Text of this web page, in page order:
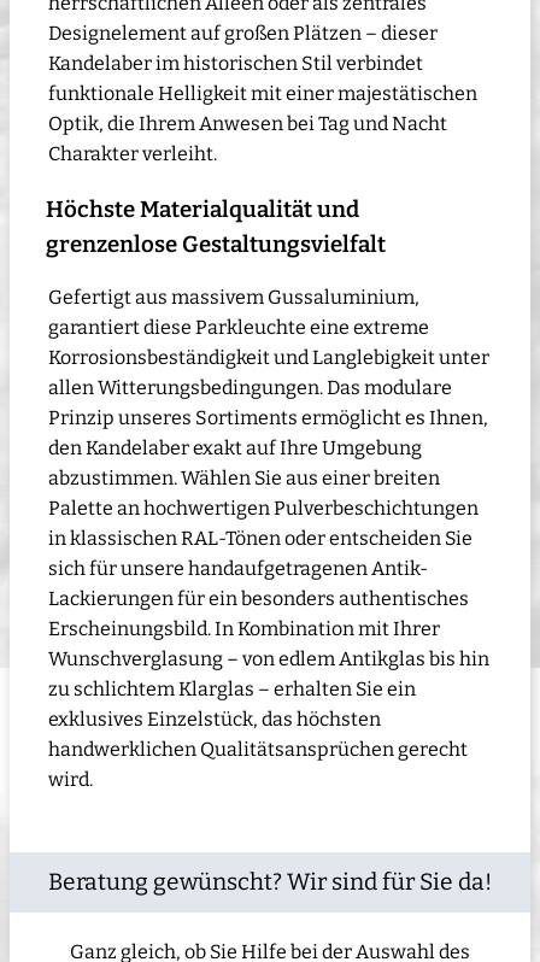
Designelement auf großen Plätzen – dieser
Kandelaber im historischen Stil verbindet
funktionale Helligkeit mit einer majestätischen
Optik, die Ihrem Anwesen bei Tag und Nacht
Charakter verleiht.
Höchste Materialqualität und
grenzenlose Gestaltungsvielfalt
Gefertigt aus massivem Gussaluminium,
garantiert diese Parkleuchte eine extreme
Korrosionsbeständigkeit und Langlebigkeit unter
allen Witterungsbedingungen. Das modulare
Prinzip unseres Sortiments ermöglicht es Ihnen,
den Kandelaber exakt auf Ihre Umgebung
abzustimmen. Wählen Sie aus einer breiten
Palette an hochwertigen Pulverbeschichtungen
in klassischen RAL-Tönen oder entscheiden Sie
sich für unsere handaufgetragenen Antik-
Lackierungen für ein besonders authentisches
Erscheinungsbild. In Kombination mit Ihrer
Wunschverglasung – von edlem Antikglas bis hin
zu schlichtem Klarglas – erhalten Sie ein
exklusives Einzelstück, das höchsten
handwerklichen Qualitätsansprüchen gerecht
wird.
Beratung gewünscht? Wir sind für Sie da!
Ganz gleich, ob Sie Hilfe bei der Auswahl des